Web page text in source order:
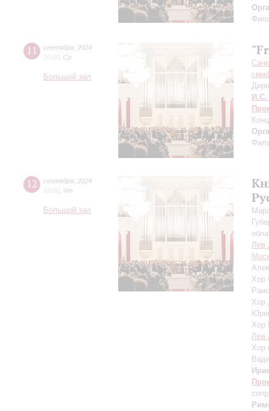
11 сентября 2024
20:00 Ср
Большой зал
И.С.
12 сентября 2024
19:00 Чт
Большой зал
Лев
Хор
Хор
Хор
Лев
Хор